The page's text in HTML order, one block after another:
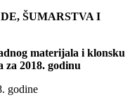
ŠUMARSTVA I
materijala i klonsku
za 2018. godinu
godine